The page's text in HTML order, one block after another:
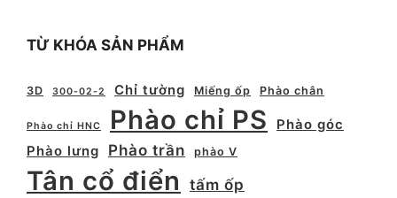
TỪ KHÓA SẢN PHẨM
3D 300-02-2 Chỉ tường Miếng ốp Phào chân
Phào chỉ HNC Phào chỉ PS
Phào góc
Phào lưng
Phào trần phào V
Tân cổ điển tấm ốp